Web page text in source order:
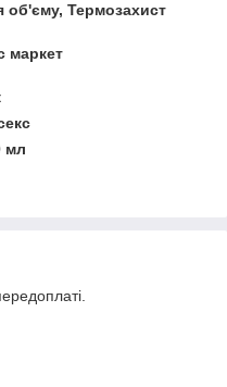
об'єму, Термозахист
маркет
мл